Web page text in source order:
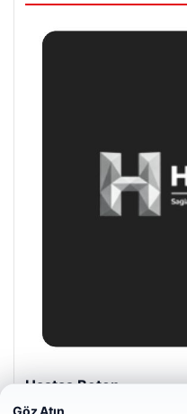
Prenses Night Club
Nisan 29, 2026
Göz Atın